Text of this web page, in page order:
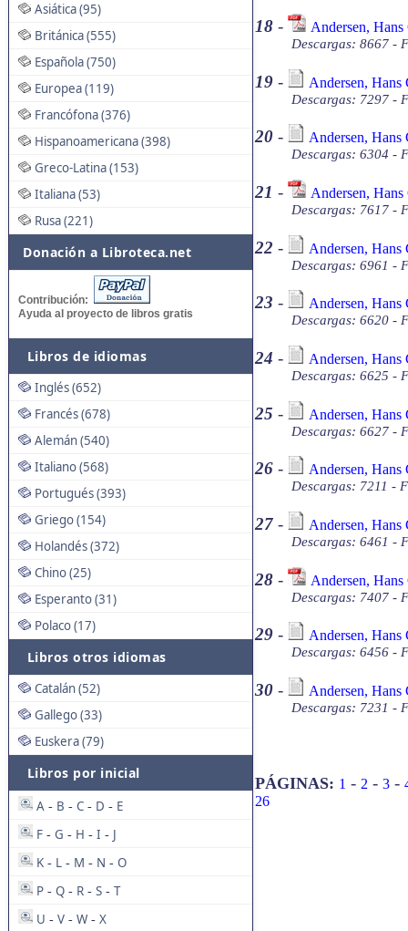
Asiática (95)
Británica (555)
Española (750)
Europea (119)
Francófona (376)
Hispanoamericana (398)
Greco-Latina (153)
Italiana (53)
Rusa (221)
Donación a Libroteca.net
Contribución:
Ayuda al proyecto de libros gratis
Libros de idiomas
Inglés (652)
Francés (678)
Alemán (540)
Italiano (568)
Portugués (393)
Griego (154)
Holandés (372)
Chino (25)
Esperanto (31)
Polaco (17)
Libros otros idiomas
Catalán (52)
Gallego (33)
Euskera (79)
Libros por inicial
A - B - C - D - E
F - G - H - I - J
K - L - M - N - O
P - Q - R - S - T
U - V - W - X
18 - Andersen,
Descargas: 8667 -
19 - Andersen,
Descargas: 7297 -
20 - Andersen,
Descargas: 6304 -
21 - Andersen,
Descargas: 7617 -
22 - Andersen, Hans
Descargas: 6961 -
23 - Andersen,
Descargas: 6620 -
24 - Andersen, Hans
Descargas: 6625 -
25 - Andersen,
Descargas: 6627 -
26 - Andersen, Hans
Descargas: 7211 -
27 - Andersen,
Descargas: 6461 -
28 - Andersen,
Descargas: 7407 -
29 - Andersen,
Descargas: 6456 -
30 - Andersen, Hans
Descargas: 7231 -
PÁGINAS: 1 - 2 - 3 -
26